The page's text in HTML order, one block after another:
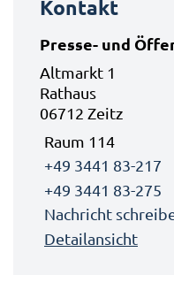
Kontakt
Presse- und
Altmarkt 1
Rathaus
06712 Zeitz
Raum 114
+49 3441 83-217
+49 3441 83-275
Nachricht
Detailansicht